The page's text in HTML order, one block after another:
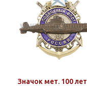
Значок мет. 100 лет